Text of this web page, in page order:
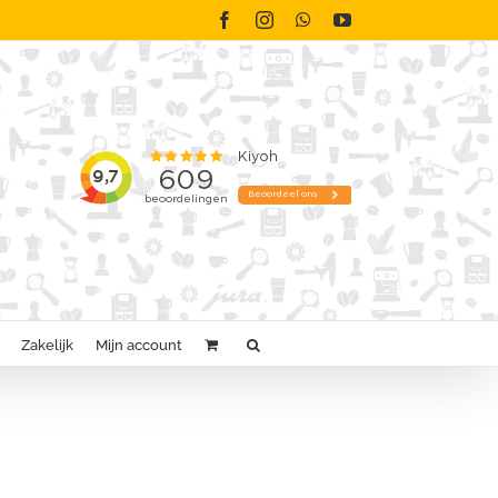
FacebookInstagramWhatsAppYouTube
Zakelijk Mijn account